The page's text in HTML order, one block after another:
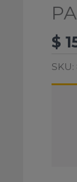
$
SKU: